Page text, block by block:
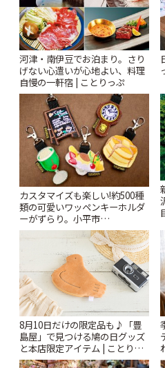
河津・南伊豆でお泊まり。さり
げない心遣いが心地よい、料理
自慢の一軒宿 | ことりっぷ
カスタマイズも楽しい!約500種
類の可愛いワッペンキーホルダ
ーがずらり。小平市
「Kimamaya T&K」 | ことりっ
ぷ
8月10日だけの限定品も♪「豊
島屋」で見つける鳩の日グッズ
と本店限定アイテム | ことりっ
ぷ